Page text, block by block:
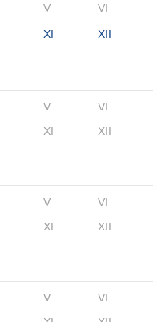
V VI
XI XII
V
VI
XI XII
V
VI
XI XII
V
VI